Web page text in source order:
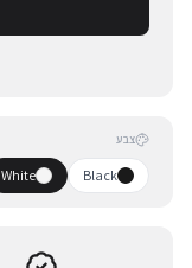
צבע
Black
White